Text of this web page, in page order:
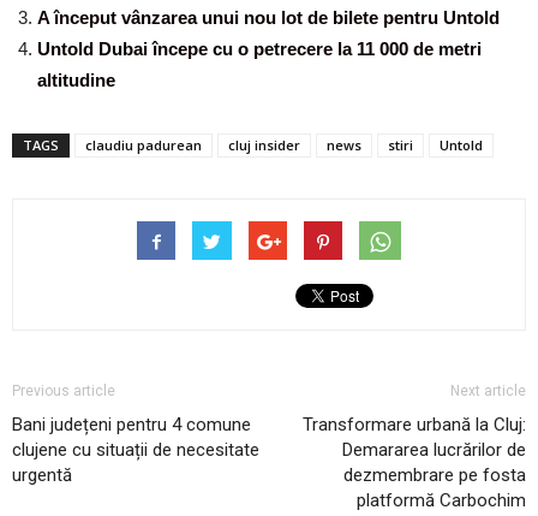
A început vânzarea unui nou lot de bilete pentru Untold
Untold Dubai începe cu o petrecere la 11 000 de metri
altitudine
TAGS claudiu padurean cluj insider news stiri Untold
Previous article
Bani județeni pentru 4 comune
clujene cu situații de necesitate
urgentă
Next article
Transformare urbană la Cluj:
Demararea lucrărilor de
dezmembrare pe fosta
platformă Carbochim